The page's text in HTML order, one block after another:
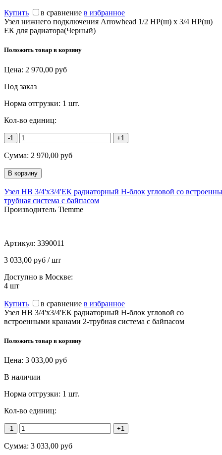
Купить в сравнение в избранное
Узел нижнего подключения Arrowhead 1/2 НР(ш) х 3/4 НР(ш)
ЕК для радиатора(Черный)
Положить товар в корзину
Цена: 2 970,00 руб
Под заказ
Норма отгрузки: 1 шт.
Кол-во единиц:
-1 +1
Сумма: 2 970,00 руб
Узел НВ 3/4'х3/4'ЕК радиаторный H-блок угловой со
трубная система с байпасом
Производитель Tiemme
Артикул: 3390011
3 033,00 руб / шт
Доступно в Москве:
4 шт
Купить в сравнение в избранное
Узел НВ 3/4'х3/4'ЕК радиаторный H-блок угловой со
встроенными кранами 2-трубная система с байпасом
Положить товар в корзину
Цена: 3 033,00 руб
В наличии
Норма отгрузки: 1 шт.
Кол-во единиц:
-1 +1
Сумма: 3 033,00 руб